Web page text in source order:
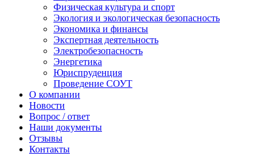
Физическая культура и спорт
Экология и экологическая безопасность
Экономика и финансы
Экспертная деятельность
Электробезопасность
Энергетика
Юриспруденция
Проведение СОУТ
О компании
Новости
Вопрос / ответ
Наши документы
Отзывы
Контакты